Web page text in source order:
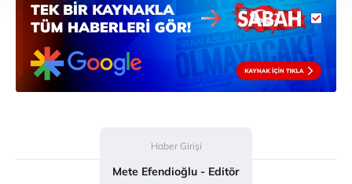
takdirde, kullanıcılara hedefli reklamlar
Sizlere daha iyi bir hizmet sunabilmek için İnternet
Sitemizde kendimize ve üçüncü kişilere ait çerezler
toplumu hizmetlerinin sunulması amacıyla
kullanılmaktadır. Diğer çerezler, sitemizin daha işlevsel
Haber Girişi
Mete Efendioğlu - Editör